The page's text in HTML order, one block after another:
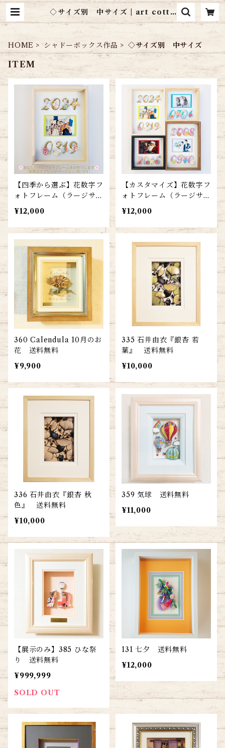
◇サイズ別 中サイズ | art cotta
ge シャドーボックス通販
HOME シャドーボックス作品 ◇サイズ別 中サイズ
ITEM
【四季から選ぶ】花数字フ
ォトフレーム（ラージサイ
ズ）
¥12,000
【カスタマイズ】花数字フ
ォトフレーム（ラージサイ
ズ）
¥12,000
360 Calendula 10月のお
花 送料無料
¥9,900
335 石井由衣『銀杏 若
葉』 送料無料
¥10,000
336 石井由衣『銀杏 秋
色』 送料無料
¥10,000
359 気球 送料無料
¥11,000
【展示のみ】385 ひな祭
り 送料無料
¥999,999
SOLD OUT
131 七夕 送料無料
¥12,000